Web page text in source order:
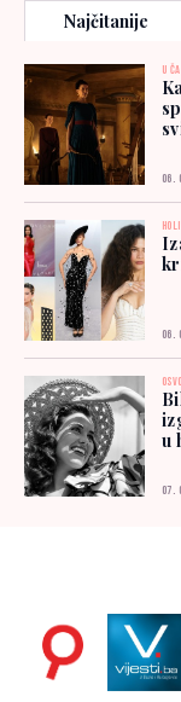
Najčitanije
U
06.
06.
u
07.